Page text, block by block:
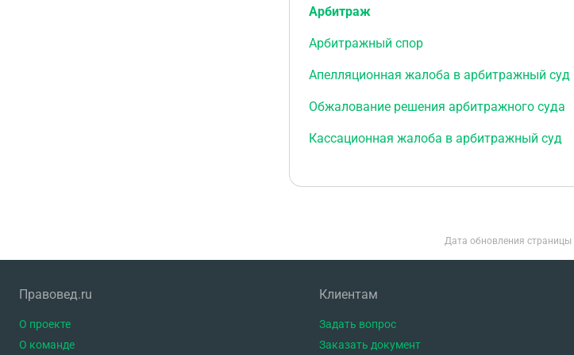
Арбитраж
Арбитражный спор
Апелляционная жалоба в арбитражный суд
Обжалование решения арбитражного суда
Кассационная жалоба в арбитражный суд
Дата обновления страницы
Правовед.ru
О проекте
О команде
Клиентам
Задать вопрос
Заказать документ